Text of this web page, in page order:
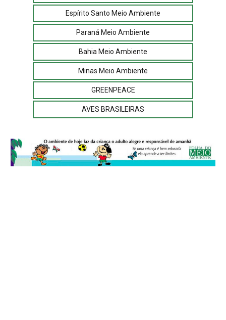
Espírito Santo Meio Ambiente
Paraná Meio Ambiente
Bahia Meio Ambiente
Minas Meio Ambiente
GREENPEACE
AVES BRASILEIRAS